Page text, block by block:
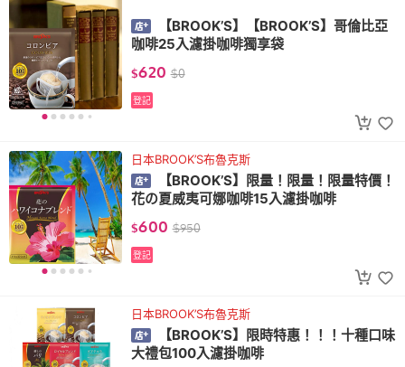
【BROOK’S】【BROOK’S】哥倫比亞
咖啡25入濾掛咖啡獨享袋
$620 $0
登記
日本BROOK’S布魯克斯
【BROOK’S】限量！限量！限量特價！
花の夏威夷可娜咖啡15入濾掛咖啡
$600 $950
登記
日本BROOK’S布魯克斯
【BROOK’S】限時特惠！！！十種口味
大禮包100入濾掛咖啡